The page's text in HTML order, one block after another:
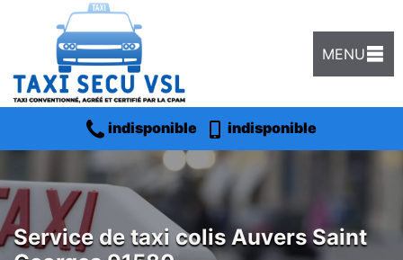
MENU
indisponible indisponible
Service de taxi colis Auvers Saint